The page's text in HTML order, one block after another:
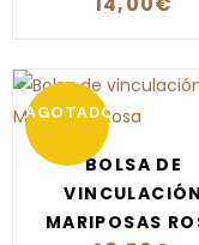
AGOTADO
BOLSA DE
VINCULACIÓN
MARIPOSAS